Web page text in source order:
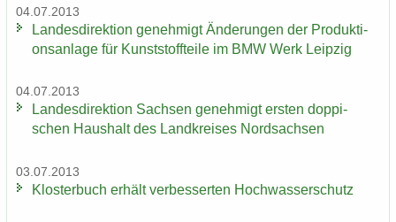
04.07.2013
Lan­des­di­rek­ti­on ge­neh­migt Än­de­run­gen der Pro­duk­ti­
ons­an­la­ge für Kunst­stoff­tei­le im BMW Werk Leip­zig
04.07.2013
Lan­des­di­rek­ti­on Sach­sen ge­neh­migt ers­ten dop­pi­
schen Haus­halt des Land­krei­ses Nord­sach­sen
03.07.2013
Klos­ter­buch er­hält ver­bes­ser­ten Hoch­was­ser­schutz